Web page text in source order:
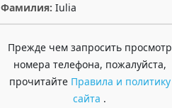
Фамилия: Iulia
Прежде чем запросить просмотр
номера телефона, пожалуйста,
прочитайте Правила и политику
сайта .